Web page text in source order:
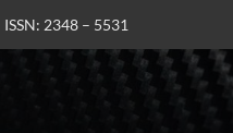
ISSN: 2348 – 5531